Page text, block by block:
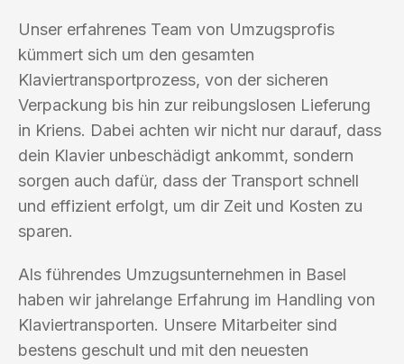
Unser erfahrenes Team von Umzugsprofis
kümmert sich um den gesamten
Klaviertransportprozess, von der sicheren
Verpackung bis hin zur reibungslosen Lieferung
in Kriens. Dabei achten wir nicht nur darauf, dass
dein Klavier unbeschädigt ankommt, sondern
sorgen auch dafür, dass der Transport schnell
und effizient erfolgt, um dir Zeit und Kosten zu
sparen.
Als führendes Umzugsunternehmen in Basel
haben wir jahrelange Erfahrung im Handling von
Klaviertransporten. Unsere Mitarbeiter sind
bestens geschult und mit den neuesten